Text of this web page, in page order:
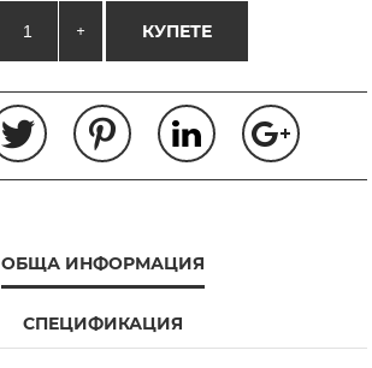
+ КУПЕТЕ
ОБЩА ИНФОРМАЦИЯ
СПЕЦИФИКАЦИЯ